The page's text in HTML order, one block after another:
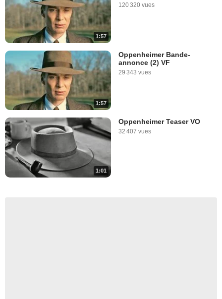
1:57
120 320 vues
1:57
Oppenheimer Bande-
annonce (2) VF
29 343 vues
1:01
Oppenheimer Teaser VO
32 407 vues